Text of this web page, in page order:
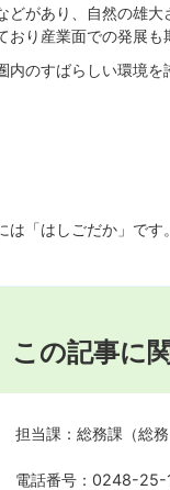
どがあり、自然の雄
おり産業面での発展も
内のすばらしい環境
は「はしごだか」で
この記事に
担当課：総務課（総務
電話番号：0248-25-